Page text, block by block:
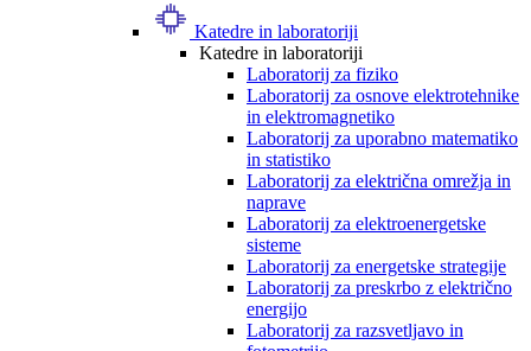
Katedre in laboratoriji
Katedre in laboratoriji
Laboratorij za fiziko
Laboratorij za osnove elektrotehnike
in elektromagnetiko
Laboratorij za uporabno matematiko
in statistiko
Laboratorij za električna omrežja in
naprave
Laboratorij za elektroenergetske
sisteme
Laboratorij za energetske strategije
Laboratorij za preskrbo z električno
energijo
Laboratorij za razsvetljavo in